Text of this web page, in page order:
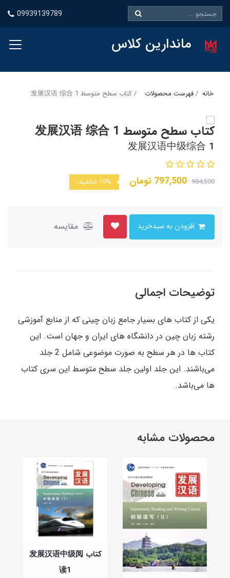
09939139789
ماندارین کلاس
خانه فهرست محصولات کتاب سطح متوسط 发展汉语 综合 1
کتاب سطح متوسط 发展汉语 综合 1
发展汉语中级综合 1
984,500
797,500 تومان 19% تخفیف
مقایسه
توضیحات اجمالی
یکی از کتاب های بسیار جامع زبان چینی که از منابع آموزشی
رشته زبان چین در دانشگاه های ایران و جهان است. این
کتاب ها در هر سطح به صورت موضوعی شامل 2 جلد
می‌باشند. این جلد اولین جلد سطح متوسط این سری کتاب
ها می‌باشد.
محصولات مشابه
کتاب 发展汉语中级阅
读1